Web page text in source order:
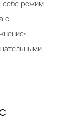
себе режим
с